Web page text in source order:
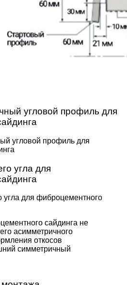
угловой профиль для
угла для
сайдинга не
асимметрич­ного
откосов
симметричный